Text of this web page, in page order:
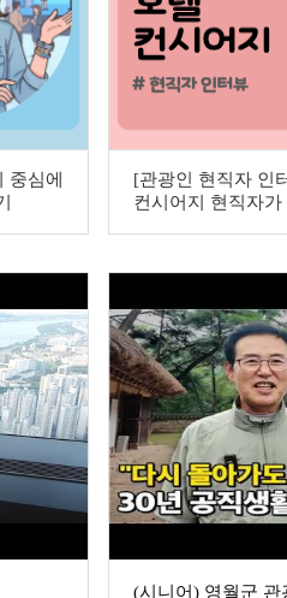
중심에
[관광인 현직자 인
컨시어지 현직자가
(시니어) 영월군 관